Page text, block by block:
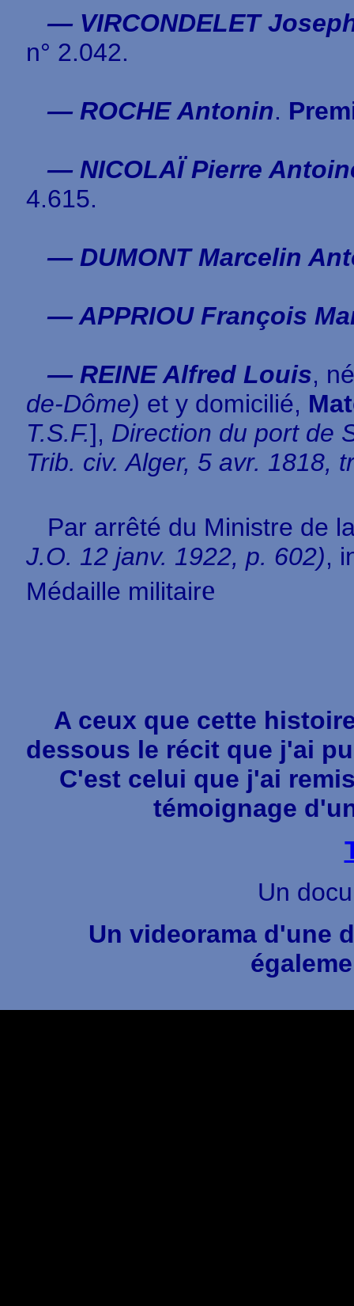
— VIRCONDELET
n° 2.042.
— ROCHE Antonin.
— NICOLAÏ Pierre
4.615.
— DUMONT Marcelin
— APPRIOU François
— REINE Alfred Louis,
de-Dôme) et y domicilié,
T.S.F.], Direction du port de
Trib. civ. Alger, 5 avr. 1818,
Par arrêté du Ministre de
J.O. 12 janv. 1922, p. 602),
Médaille militaire
A ceux que cette
dessous le récit que j'ai
C'est celui que j'ai
témoignage
Un
Un videorama d'une